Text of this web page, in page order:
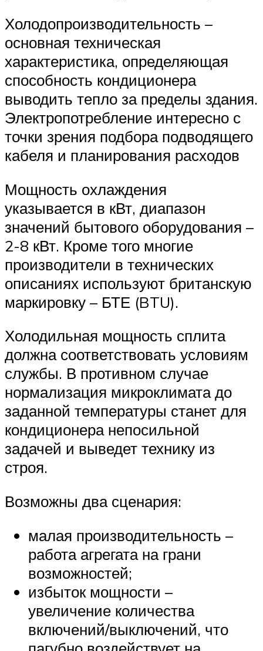
Холодопроизводительность –
основная техническая
характеристика, определяющая
способность кондиционера
выводить тепло за пределы здания.
Электропотребление интересно с
точки зрения подбора подводящего
кабеля и планирования расходов
Мощность охлаждения
указывается в кВт, диапазон
значений бытового оборудования –
2-8 кВт. Кроме того многие
производители в технических
описаниях используют британскую
маркировку – БТЕ (BTU).
Холодильная мощность сплита
должна соответствовать условиям
службы. В противном случае
нормализация микроклимата до
заданной температуры станет для
кондиционера непосильной
задачей и выведет технику из
строя.
Возможны два сценария:
малая производительность –
работа агрегата на грани
возможностей;
избыток мощности –
увеличение количества
включений/выключений, что